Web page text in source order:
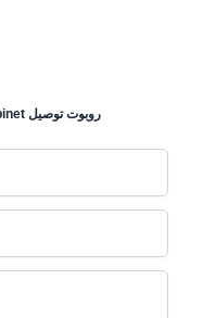
UBTECH VERCARI Cabinet روبوت توصيل